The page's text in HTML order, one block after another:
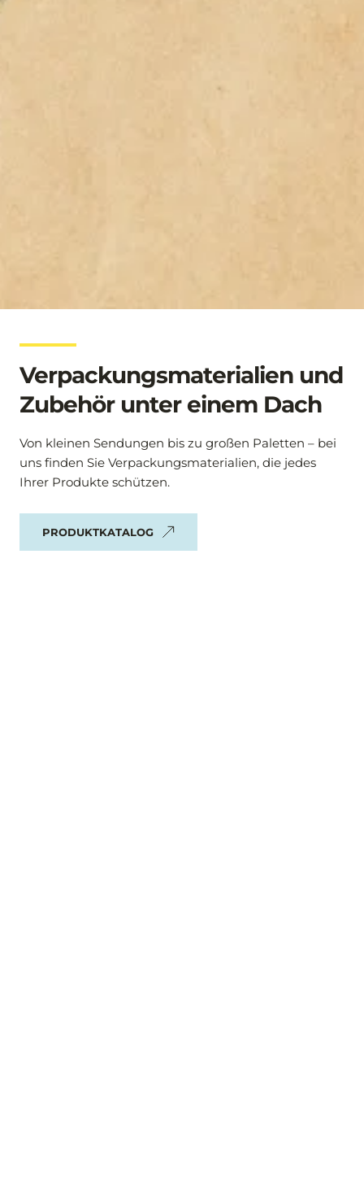
Verpackungsmaterialien und
Zubehör unter einem Dach
Von kleinen Sendungen bis zu großen Paletten – bei
uns finden Sie Verpackungsmaterialien, die jedes
Ihrer Produkte schützen.
PRODUKTKATALOG